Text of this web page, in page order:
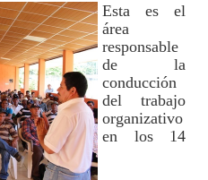
Esta es el
área
responsable
de la
conducción
del trabajo
organizativo
en los 14